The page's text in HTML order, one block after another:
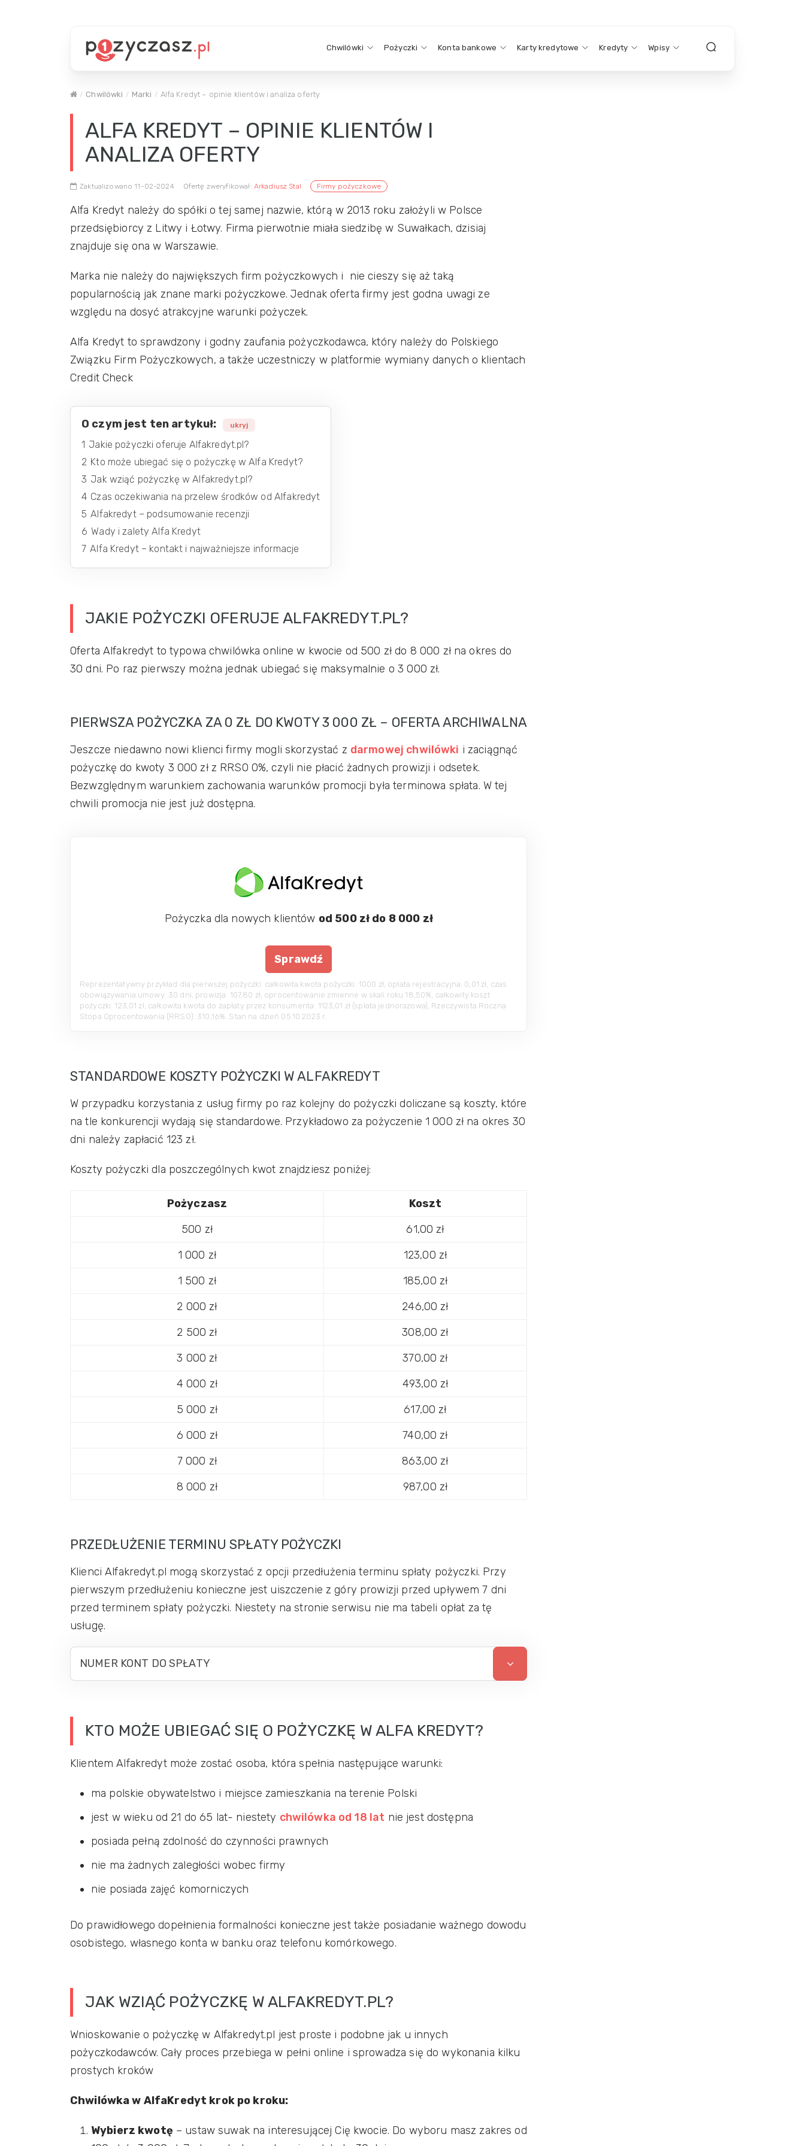
Chwilówki Pożyczki Konta bankowe Karty kredytowe Kredyty Wpisy
Chwilówki Marki Alfa Kredyt – opinie klientów i analiza oferty
ALFA KREDYT – OPINIE KLIENTÓW I
ANALIZA OFERTY
Zaktualizowano 11-02-2024 Ofertę zweryfikował: Arkadiusz Stal Firmy pożyczkowe
Alfa Kredyt należy do spółki o tej samej nazwie, którą w 2013 roku założyli w Polsce
przedsiębiorcy z Litwy i Łotwy. Firma pierwotnie miała siedzibę w Suwałkach, dzisiaj
znajduje się ona w Warszawie.
Marka nie należy do największych firm pożyczkowych i nie cieszy się aż taką
popularnością jak znane marki pożyczkowe. Jednak oferta firmy jest godna uwagi ze
względu na dosyć atrakcyjne warunki pożyczek.
Alfa Kredyt to sprawdzony i godny zaufania pożyczkodawca, który należy do Polskiego
Związku Firm Pożyczkowych, a także uczestniczy w platformie wymiany danych o klientach
Credit Check
O czym jest ten artykuł: ukryj
1 Jakie pożyczki oferuje Alfakredyt.pl?
2 Kto może ubiegać się o pożyczkę w Alfa Kredyt?
3 Jak wziąć pożyczkę w Alfakredyt.pl?
4 Czas oczekiwania na przelew środków od Alfakredyt
5 Alfakredyt – podsumowanie recenzji
6 Wady i zalety Alfa Kredyt
7 Alfa Kredyt – kontakt i najważniejsze informacje
JAKIE POŻYCZKI OFERUJE ALFAKREDYT.PL?
Oferta Alfakredyt to typowa chwilówka online w kwocie od 500 zł do 8 000 zł na okres do
30 dni. Po raz pierwszy można jednak ubiegać się maksymalnie o 3 000 zł.
PIERWSZA POŻYCZKA ZA 0 ZŁ DO KWOTY 3 000 ZŁ – OFERTA ARCHIWALNA
Jeszcze niedawno nowi klienci firmy mogli skorzystać z darmowej chwilówki i zaciągnąć
pożyczkę do kwoty 3 000 zł z RRSO 0%, czyli nie płacić żadnych prowizji i odsetek.
Bezwzględnym warunkiem zachowania warunków promocji była terminowa spłata. W tej
chwili promocja nie jest już dostępna.
Pożyczka dla nowych klientów od 500 zł do 8 000 zł
Sprawdź
Reprezentatywny przykład dla pierwszej pożyczki: całkowita kwota pożyczki: 1000 zł, opłata rejestracyjna: 0,01 zł, czas
obowiązywania umowy: 30 dni, prowizja: 107,80 zł, oprocentowanie zmienne w skali roku 18,50%, całkowity koszt
pożyczki: 123,01 zł, całkowita kwota do zapłaty przez konsumenta: 1123,01 zł (spłata jednorazowa), Rzeczywista Roczna
Stopa Oprocentowania (RRSO): 310,16%. Stan na dzień 05.10.2023 r.
STANDARDOWE KOSZTY POŻYCZKI W ALFAKREDYT
W przypadku korzystania z usług firmy po raz kolejny do pożyczki doliczane są koszty, które
na tle konkurencji wydają się standardowe. Przykładowo za pożyczenie 1 000 zł na okres 30
dni należy zapłacić 123 zł.
Koszty pożyczki dla poszczególnych kwot znajdziesz poniżej:
Pożyczasz
Koszt
500 zł
61,00 zł
1 000 zł
123,00 zł
1 500 zł
185,00 zł
2 000 zł
246,00 zł
2 500 zł
308,00 zł
3 000 zł
370,00 zł
4 000 zł
493,00 zł
5 000 zł
617,00 zł
6 000 zł
740,00 zł
7 000 zł
863,00 zł
8 000 zł
987,00 zł
PRZEDŁUŻENIE TERMINU SPŁATY POŻYCZKI
Klienci Alfakredyt.pl mogą skorzystać z opcji przedłużenia terminu spłaty pożyczki. Przy
pierwszym przedłużeniu konieczne jest uiszczenie z góry prowizji przed upływem 7 dni
przed terminem spłaty pożyczki. Niestety na stronie serwisu nie ma tabeli opłat za tę
usługę.
NUMER KONT DO SPŁATY
KTO MOŻE UBIEGAĆ SIĘ O POŻYCZKĘ W ALFA KREDYT?
Klientem Alfakredyt może zostać osoba, która spełnia następujące warunki:
ma polskie obywatelstwo i miejsce zamieszkania na terenie Polski
jest w wieku od 21 do 65 lat- niestety chwilówka od 18 lat nie jest dostępna
posiada pełną zdolność do czynności prawnych
nie ma żadnych zaległości wobec firmy
nie posiada zajęć komorniczych
Do prawidłowego dopełnienia formalności konieczne jest także posiadanie ważnego dowodu
osobistego, własnego konta w banku oraz telefonu komórkowego.
JAK WZIĄĆ POŻYCZKĘ W ALFAKREDYT.PL?
Wnioskowanie o pożyczkę w Alfakredyt.pl jest proste i podobne jak u innych
pożyczkodawców. Cały proces przebiega w pełni online i sprowadza się do wykonania kilku
prostych kroków
Chwilówka w AlfaKredyt krok po kroku:
Wybierz kwotę – ustaw suwak na interesującej Cię kwocie. Do wyboru masz zakres od